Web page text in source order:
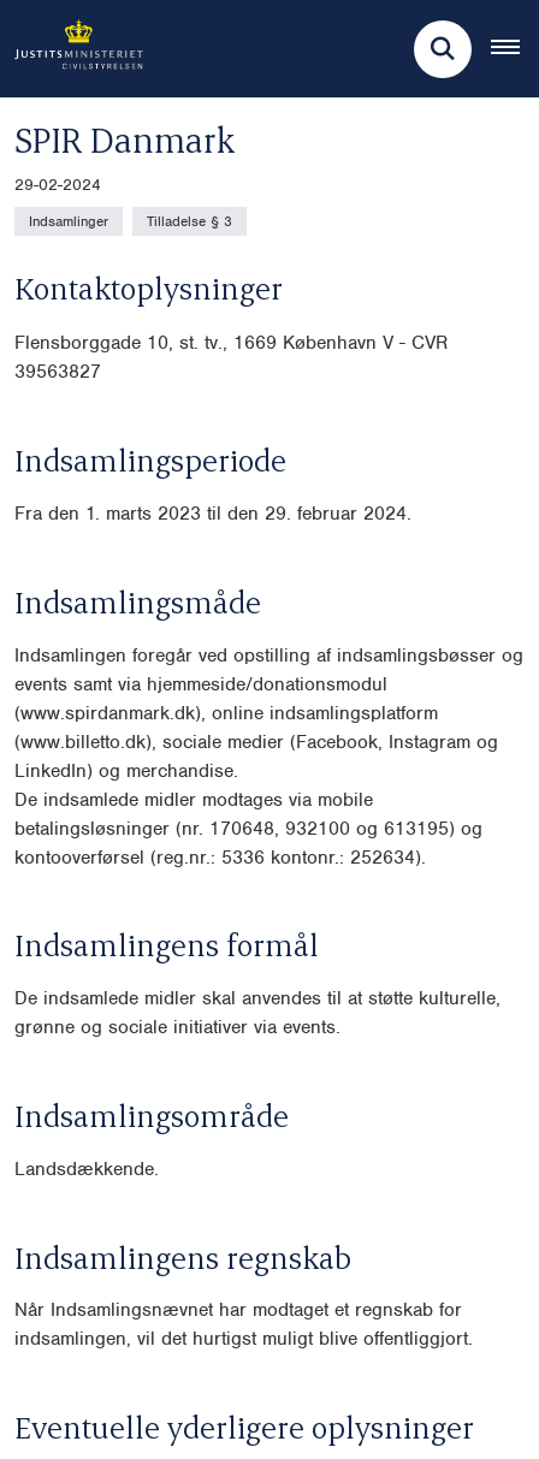
SPIR Danmark
29-02-2024
Indsamlinger Tilladelse § 3
Kontaktoplysninger
Flensborggade 10, st. tv., 1669 København V - CVR
39563827
Indsamlingsperiode
Fra den 1. marts 2023 til den 29. februar 2024.
Indsamlingsmåde
Indsamlingen foregår ved opstilling af indsamlingsbøsser og
events samt via hjemmeside/donationsmodul
(www.spirdanmark.dk), online indsamlingsplatform
(www.billetto.dk), sociale medier (Facebook, Instagram og
LinkedIn) og merchandise.
De indsamlede midler modtages via mobile
betalingsløsninger (nr. 170648, 932100 og 613195) og
kontooverførsel (reg.nr.: 5336 kontonr.: 252634).
Indsamlingens formål
De indsamlede midler skal anvendes til at støtte kulturelle,
grønne og sociale initiativer via events.
Indsamlingsområde
Landsdækkende.
Indsamlingens regnskab
Når Indsamlingsnævnet har modtaget et regnskab for
indsamlingen, vil det hurtigst muligt blive offentliggjort.
Eventuelle yderligere oplysninger